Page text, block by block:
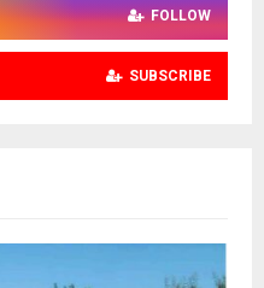
FOLLOW
SUBSCRIBE